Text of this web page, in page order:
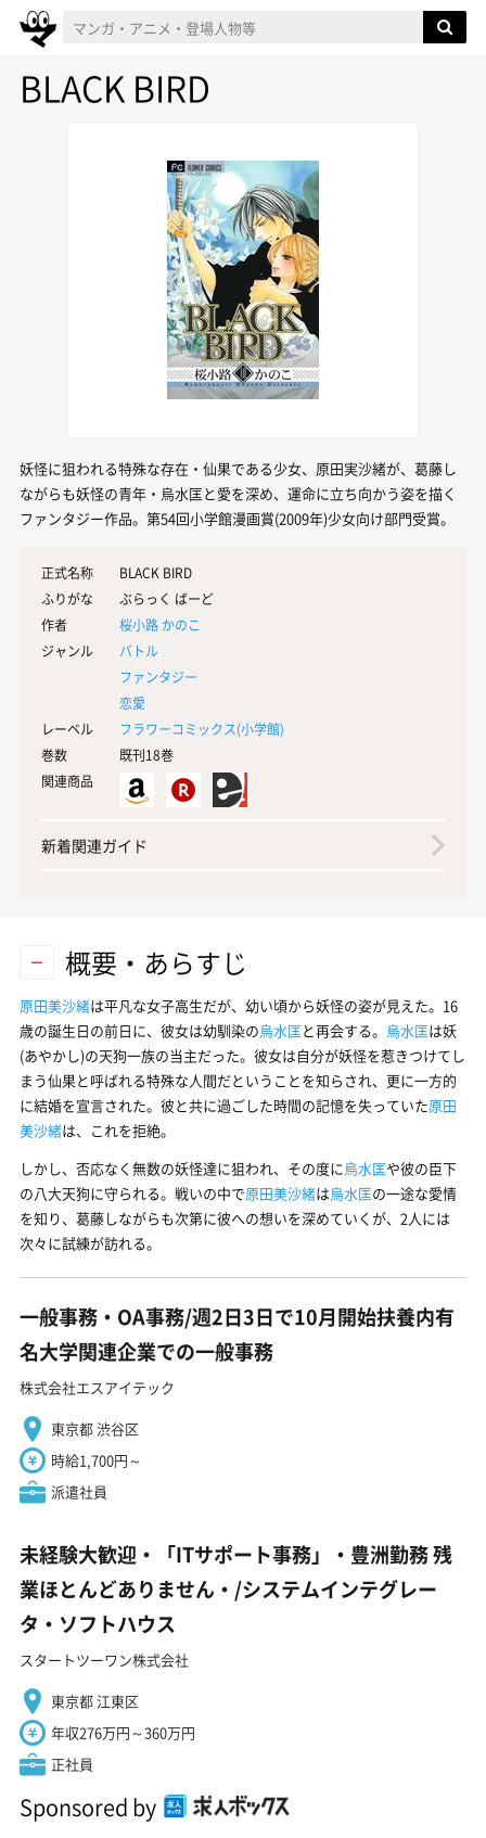
BLACK BIRD
妖怪に狙われる特殊な存在・仙果である少女、原田実沙緒が、葛藤し
ながらも妖怪の青年・烏水匡と愛を深め、運命に立ち向かう姿を描く
ファンタジー作品。第54回小学館漫画賞(2009年)少女向け部門受賞。
正式名称
BLACK BIRD
ふりがな
ぶらっく ばーど
作者
桜小路 かのこ
ジャンル
バトル
ファンタジー
恋愛
レーベル
フラワーコミックス(小学館)
巻数
既刊18巻
関連商品
新着関連ガイド
概要・あらすじ
原田美沙緒は平凡な女子高生だが、幼い頃から妖怪の姿が見えた。16
歳の誕生日の前日に、彼女は幼馴染の烏水匡と再会する。 烏水匡は妖
(あやかし)の天狗一族の当主だった。彼女は自分が妖怪を惹きつけてし
まう仙果と呼ばれる特殊な人間だということを知らされ、更に一方的
に結婚を宣言された。彼と共に過ごした時間の記憶を失っていた原田
美沙緒は、これを拒絶。
しかし、否応なく無数の妖怪達に狙われ、その度に烏水匡や彼の臣下
の八大天狗に守られる。戦いの中で原田美沙緒は烏水匡の一途な愛情
を知り、葛藤しながらも次第に彼への想いを深めていくが、2人には
次々に試練が訪れる。
一般事務・OA事務/週2日3日で10月開始扶養内有
名大学関連企業での一般事務
株式会社エスアイテック
東京都 渋谷区
時給1,700円～
派遣社員
未経験大歓迎・「ITサポート事務」・豊洲勤務 残
業ほとんどありません・/システムインテグレー
タ・ソフトハウス
スタートツーワン株式会社
東京都 江東区
年収276万円～360万円
正社員
Sponsored by